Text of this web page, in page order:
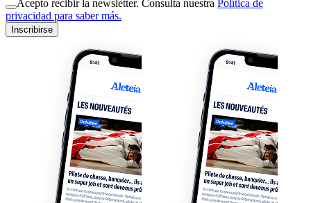
Acepto recibir la newsletter. Consulta nuestra Política de
privacidad para saber más.
Inscribirse